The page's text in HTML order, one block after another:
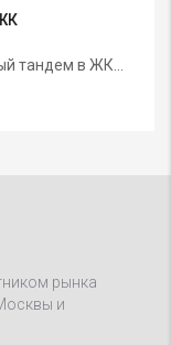
тандем в ЖК...
рынка
и